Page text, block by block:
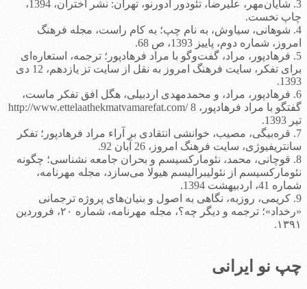
3. شایان‌مهر، علیرضا، تئودور آدورنو، تهران: نشر اختران، 1394،
چاپ نخست.
4. شوهانی، سیاوش، به نام چپ؛ به کام راست، مجله فرهنگ
امروز، شماره دوم، پاییز 1393، ص 68.
5. فرهادپور، مراد، گفت‌وگو با مراد فرهادپور؛ ترجمه، استعاره‌ای
برای تفکر، سایت فرهنگ امروز به نقل از سایت تز یازدهم، 12 دی
1393.
6. فرهادپور، مراد، و محمدمهدی اردبیلی، هگل افق تفکر ماست،
گفتگو با مراد فرهادپور، http://www.ettelaathekmatvamarefat.com/ 8
تیر 1393.
7. قره‌بیگی، مصیب، خوانشی انتقادی بر آراء مراد فرهادپور؛ تفکر
سانتریفیوژی، سایت فرهنگ امروز، 26 آبان 92.
8. قوچانی، محمد، نئومارکسیسم و بحران جامعه نشناسی؛ چگونه
نئومارکسیسم از نئولیبرالیسم هیولا می‌سازد، مجله مهرنامه،
شماره 41، اردبیهشت 1394.
9. کریمی، روزبه، نگاهی به اصول و بنیان‌های پروژه ترجمانی
«رخداد»؛ ترجمه و دیگر چه؟، مجله مهرنامه، شماره ۲۰، فروردین
۱۳۹۱.
چپ نو ایرانی